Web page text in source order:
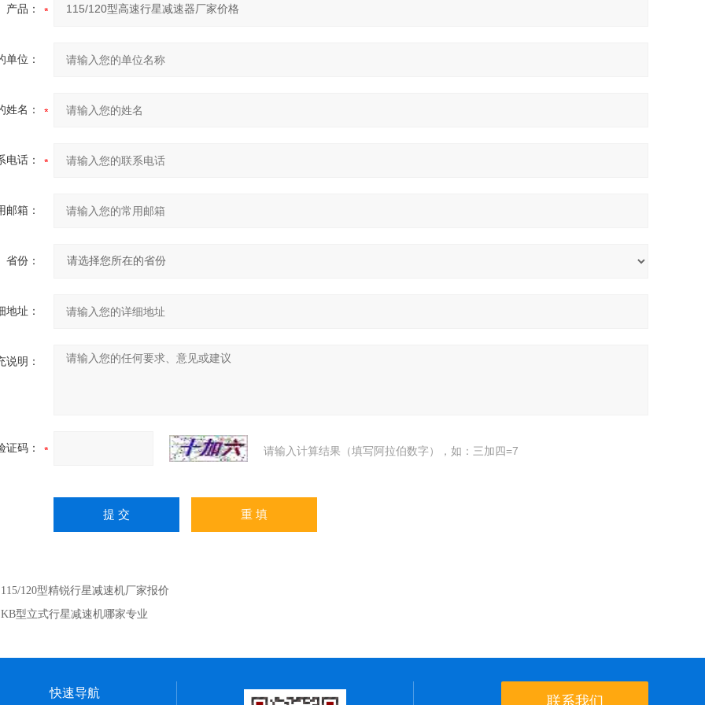
产品：
单位：
姓名：
电话：
邮箱：
省份：
地址：
说明：
证码： 请输入计算结果（填写阿拉伯数字），如：三加四=7
115/120型精锐行星减速机厂家报价
KB型立式行星减速机哪家专业
快速导航
联系我们